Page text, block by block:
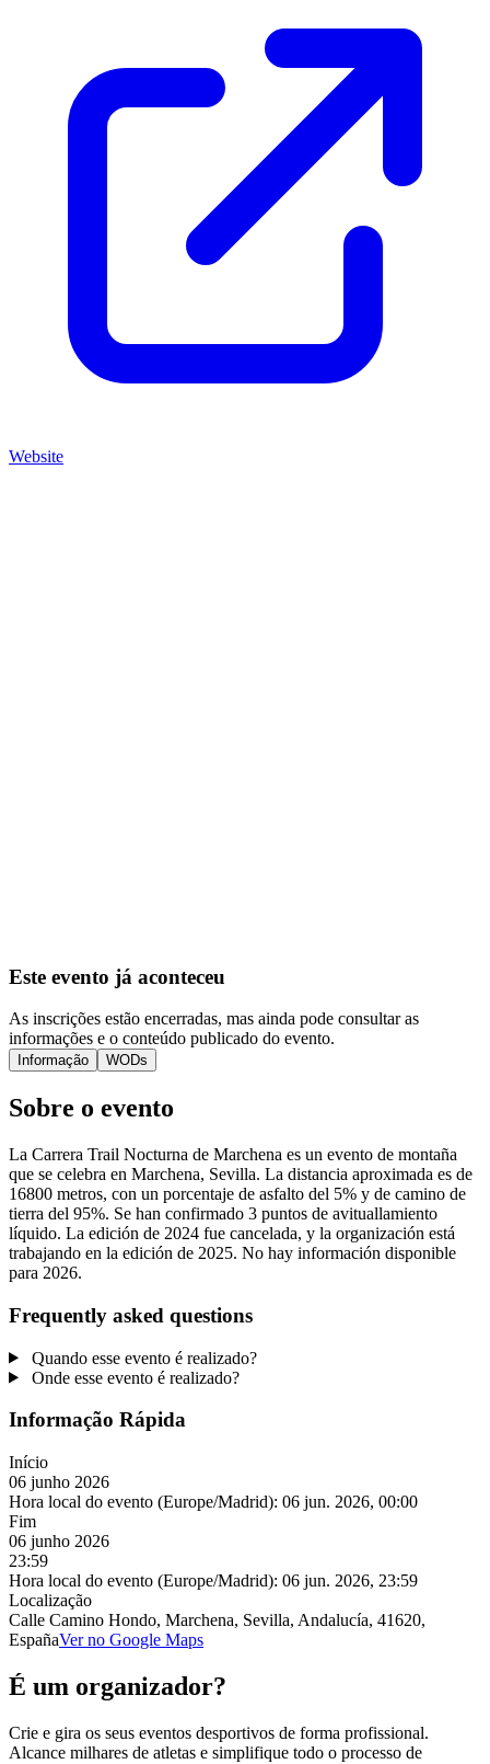
Website
Este evento já aconteceu
As inscrições estão encerradas, mas ainda pode consultar as
informações e o conteúdo publicado do evento.
Informação WODs
Sobre o evento
La Carrera Trail Nocturna de Marchena es un evento de montaña
que se celebra en Marchena, Sevilla. La distancia aproximada es de
16800 metros, con un porcentaje de asfalto del 5% y de camino de
tierra del 95%. Se han confirmado 3 puntos de avituallamiento
líquido. La edición de 2024 fue cancelada, y la organización está
trabajando en la edición de 2025. No hay información disponible
para 2026.
Frequently asked questions
Quando esse evento é realizado?
Onde esse evento é realizado?
Informação Rápida
Início
06 junho 2026
Hora local do evento (Europe/Madrid): 06 jun. 2026, 00:00
Fim
06 junho 2026
23:59
Hora local do evento (Europe/Madrid): 06 jun. 2026, 23:59
Localização
Calle Camino Hondo, Marchena, Sevilla, Andalucía, 41620,
EspañaVer no Google Maps
É um organizador?
Crie e gira os seus eventos desportivos de forma profissional.
Alcance milhares de atletas e simplifique todo o processo de